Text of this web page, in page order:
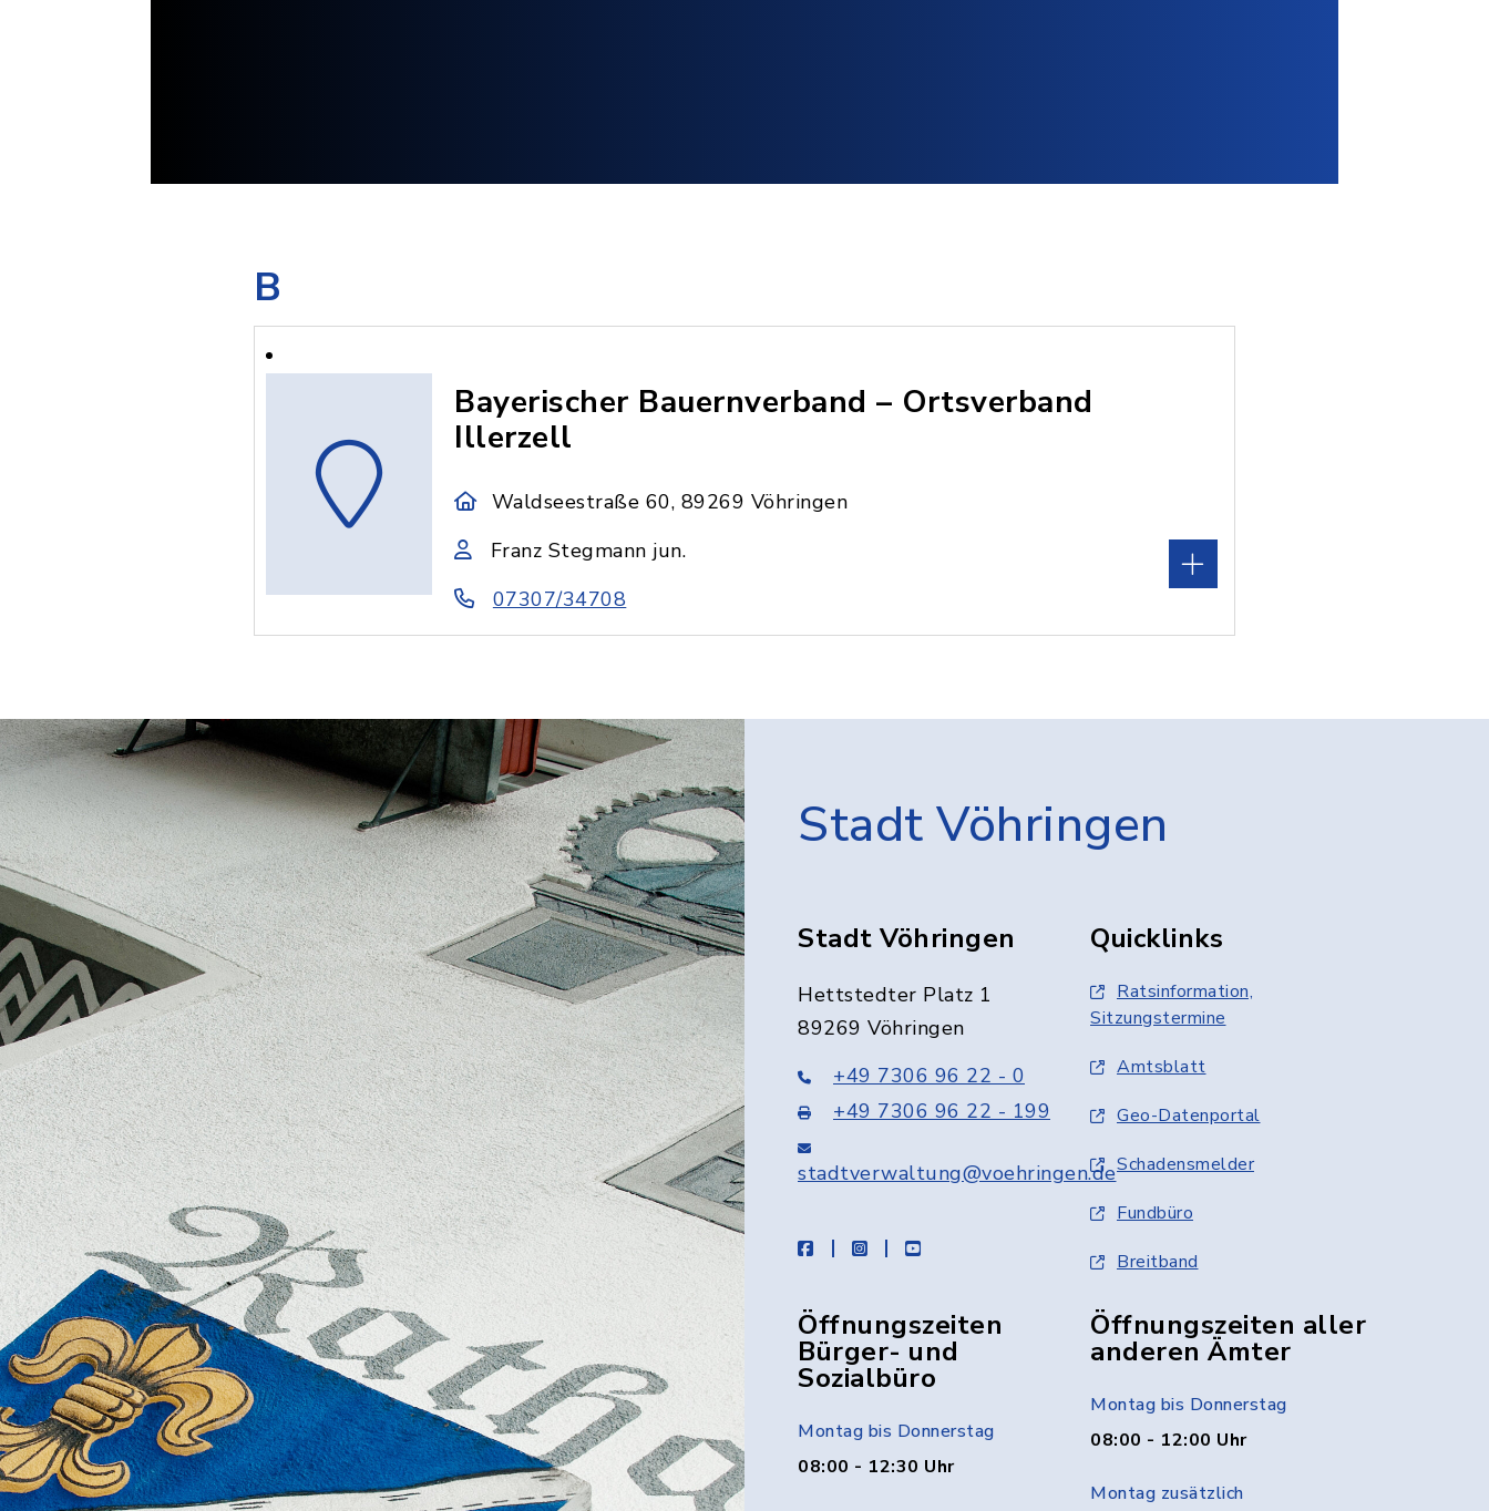
B
Bayerischer Bauernverband – Ortsverband
Illerzell
Waldseestraße 60, 89269 Vöhringen
Franz Stegmann jun.
07307/34708
Stadt Vöhringen
Stadt Vöhringen
Hettstedter Platz 1
89269 Vöhringen
+49 7306 96 22 - 0
+49 7306 96 22 - 199
stadtverwaltung@voehringen.de
facebookinstagramyoutube
Quicklinks
Ratsinformation,
Sitzungstermine
Amtsblatt
Geo-Datenportal
Schadensmelder
Fundbüro
Breitband
Öffnungszeiten
Bürger- und
Sozialbüro
Montag bis Donnerstag
08:00 - 12:30 Uhr
Öffnungszeiten aller
anderen Ämter
Montag bis Donnerstag
08:00 - 12:00 Uhr
Montag zusätzlich